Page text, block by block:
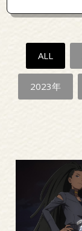
ALL
2023年